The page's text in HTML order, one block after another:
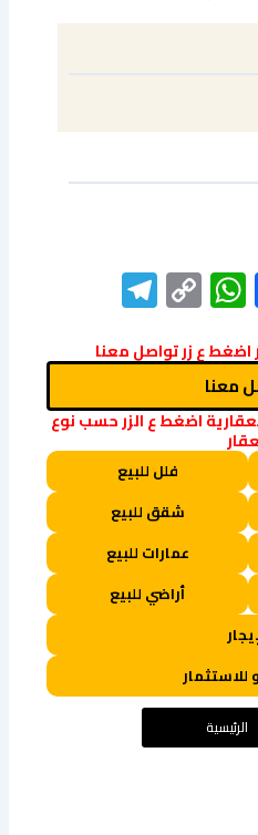
Facebook
WhatsApp
Copy
Link
اضغط ع زر تواصل معنا
معنا
اضغط ع الزر حسب نوع
فلل للبيع
شقق للبيع
عمارات للبيع
أراضي للبيع
للاستثمار
الرئيسية